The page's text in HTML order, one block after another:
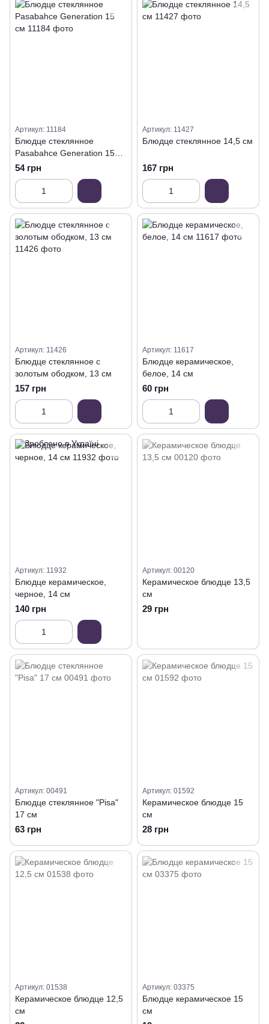
Артикул: 11184
Блюдце стеклянное
Pasabahce Generation 15
см
54 грн
Артикул: 11427
Блюдце стеклянное 14,5 см
167 грн
Артикул: 11426
Блюдце стеклянное с
золотым ободком, 13 см
157 грн
Артикул: 11617
Блюдце керамическое,
белое, 14 см
60 грн
Артикул: 11932
Блюдце керамическое,
черное, 14 см
140 грн
Артикул: 00120
Керамическое блюдце 13,5
см
29 грн
Артикул: 00491
Блюдце стеклянное "Pisa"
17 см
63 грн
Артикул: 01592
Керамическое блюдце 15
см
28 грн
Артикул: 01538
Керамическое блюдце 12,5
см
Артикул: 03375
Блюдце керамическое 15
см